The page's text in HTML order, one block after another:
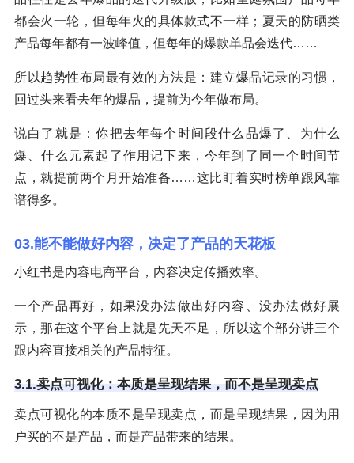
都会火一轮，但每年火的具体款式不一样；夏天的防晒类
产品每年都有一波峰值，但每年的爆款单品会迭代……
所以趋势性布局最有效的方法是：建立爆品记录的习惯，
回过头来看去年的爆品，提前为今年做布局。
说白了就是：你把去年每个时间段什么品爆了、为什么
爆、什么元素起了作用记下来，今年到了同一个时间节
点，就提前两个月开始准备……这比盯着实时榜单跟风靠
谱得多。
03.能不能做好内容，决定了产品的天花板
小红书是内容电商平台，内容决定传播效率。
一个产品再好，如果没办法做出好内容、没办法做好展
示，那在这个平台上就是先天不足，所以这个部分讲三个
跟内容直接相关的产品特征。
3.1.卖点可视化：本质是呈现结果，而不是呈现卖点
卖点可视化的本质不是呈现卖点，而是呈现结果，因为用
户买的不是产品，而是产品带来的结果。